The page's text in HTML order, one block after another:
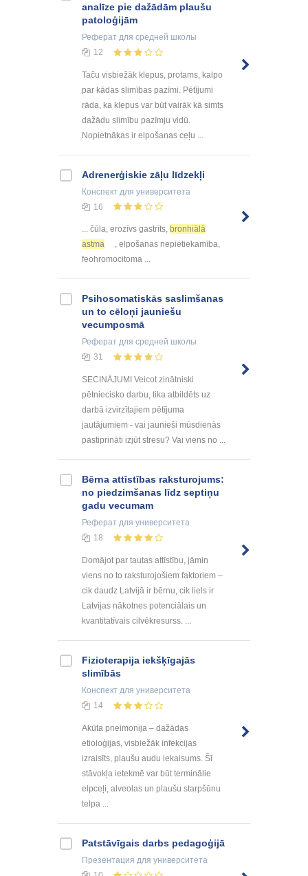
analīze pie dažādām plaušu
patoloģijām
Реферат для средней школы
12
Taču visbiežāk klepus, protams, kalpo
par kādas slimības pazīmi. Pētījumi
rāda, ka klepus var būt vairāk kā simts
dažādu slimību pazīmju vidū.
Nopietnākas ir elpošanas ceļu ...
Adrenerģiskie zāļu līdzekļi
Конспект для университета
16
... čūla, erozīvs gastrīts, bronhiālā
astma
, elpošanas nepietiekamība,
feohromocitoma ...
Psihosomatiskās saslimšanas
un to cēloņi jauniešu
vecumposmā
Реферат для средней школы
31
SECINĀJUMI Veicot zinātniski
pētniecisko darbu, tika atbildēts uz
darbā izvirzītajiem pētījuma
jautājumiem - vai jaunieši mūsdienās
pastiprināti izjūt stresu? Vai viens no ...
Bērna attīstības raksturojums:
no piedzimšanas līdz septiņu
gadu vecumam
Реферат для университета
18
Domājot par tautas attīstību, jāmin
viens no to raksturojošiem faktoriem –
cik daudz Latvijā ir bērnu, cik liels ir
Latvijas nākotnes potenciālais un
kvantitatīvais cilvēkresurss. ...
Fizioterapija iekšķīgajās
slimībās
Конспект для университета
14
Akūta pneimonija – dažādas
etioloģijas, visbiežāk infekcijas
izraisīts, plaušu audu iekaisums. Šī
stāvokļa ietekmē var būt terminālie
elpceļi, alveolas un plaušu starpšūnu
telpa ...
Patstāvīgais darbs pedagoģijā
Презентация для университета